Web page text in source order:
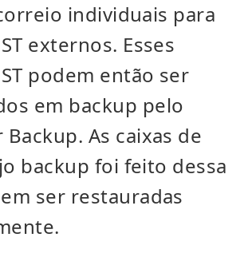
individuais para
externos. Esses
podem então ser
em backup pelo
As caixas de
backup foi feito dessa
ser restauradas